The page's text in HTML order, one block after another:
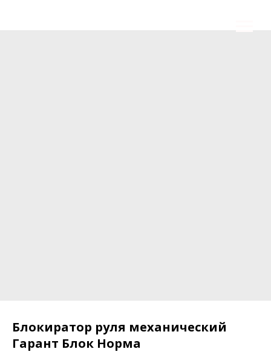
Блокиратор руля механический
Гарант Блок Норма